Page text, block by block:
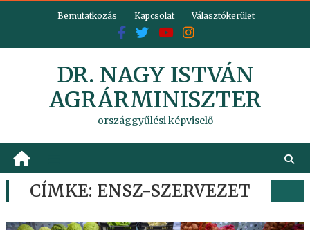
Bemutatkozás Kapcsolat Választókerület
DR. NAGY ISTVÁN
AGRÁRMINISZTER
országgyűlési képviselő
CÍMKE: ENSZ-SZERVEZET